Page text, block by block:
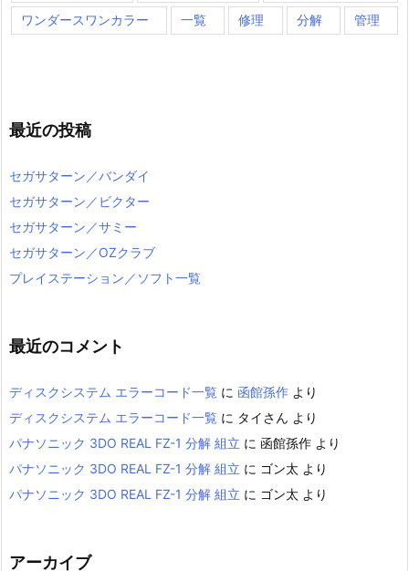
ワンダースワンカラー 一覧 修理 分解 管理
最近の投稿
セガサターン／バンダイ
セガサターン／ビクター
セガサターン／サミー
セガサターン／OZクラブ
プレイステーション／ソフト一覧
最近のコメント
ディスクシステム エラーコード一覧 に 函館孫作 より
ディスクシステム エラーコード一覧 に タイさん より
パナソニック 3DO REAL FZ-1 分解 組立 に 函館孫作 より
パナソニック 3DO REAL FZ-1 分解 組立 に ゴン太 より
パナソニック 3DO REAL FZ-1 分解 組立 に ゴン太 より
アーカイブ